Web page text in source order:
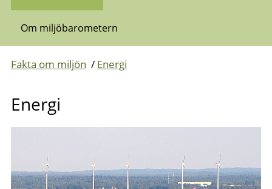
Om miljöbarometern
Fakta om miljön / Energi
Energi